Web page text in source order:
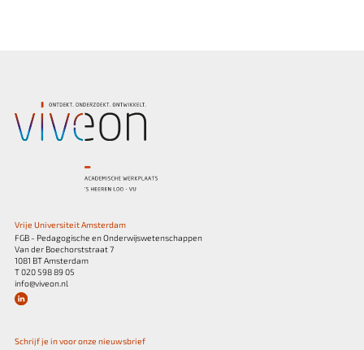
Vrije Universiteit Amsterdam
FGB - Pedagogische en Onderwijswetenschappen
Van der Boechorststraat 7
1081 BT Amsterdam
T 020 598 89 05
info@viveon.nl
Schrijf je in voor onze nieuwsbrief